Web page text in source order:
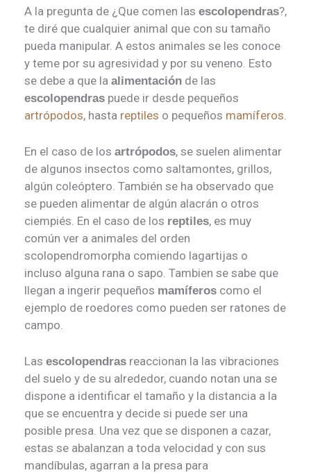
A la pregunta de ¿Que comen las escolopendras?,
te diré que cualquier animal que con su tamaño
pueda manipular. A estos animales se les conoce
y teme por su agresividad y por su veneno. Esto
se debe a que la alimentación de las
escolopendras puede ir desde pequeños
artrópodos, hasta reptiles o pequeños mamíferos.
En el caso de los artrópodos, se suelen alimentar
de algunos insectos como saltamontes, grillos,
algún coleóptero. También se ha observado que
se pueden alimentar de algún alacrán o otros
ciempiés. En el caso de los reptiles, es muy
común ver a animales del orden
scolopendromorpha comiendo lagartijas o
incluso alguna rana o sapo. Tambien se sabe que
llegan a ingerir pequeños mamíferos como el
ejemplo de roedores como pueden ser ratones de
campo.
Las escolopendras reaccionan la las vibraciones
del suelo y de su alrededor, cuando notan una se
dispone a identificar el tamaño y la distancia a la
que se encuentra y decide si puede ser una
posible presa. Una vez que se disponen a cazar,
estas se abalanzan a toda velocidad y con sus
mandíbulas, agarran a la presa para